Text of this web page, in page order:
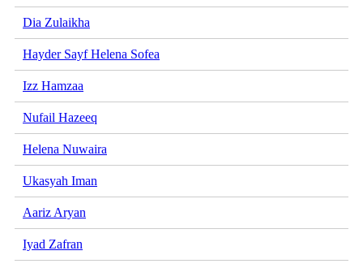
Dia Zulaikha
Hayder Sayf Helena Sofea
Izz Hamzaa
Nufail Hazeeq
Helena Nuwaira
Ukasyah Iman
Aariz Aryan
Iyad Zafran